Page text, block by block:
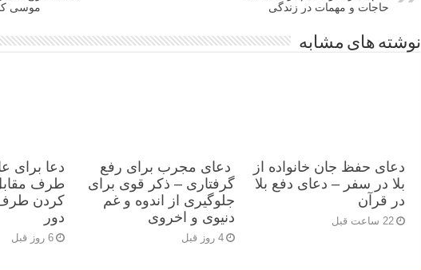
حاجات و مهمات در زندگی
موسی
نوشته های مشابه
دعای حفظ جان خانواده از
بلا در سفر – دعای دفع بلا
در قرآن
22 ساعت قبل
دعای مجرب برای رفع
گرفتاری – ذکر قوی برای
جلوگیری از اندوه و غم
دنیوی و اخروی
4 روز قبل
دعا برای
طرف
کردن طرف
دور
6 روز قبل